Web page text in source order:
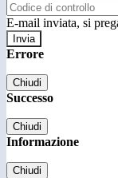
E-mail inviata, si
Errore
Chiudi
Successo
Chiudi
Informazione
Chiudi